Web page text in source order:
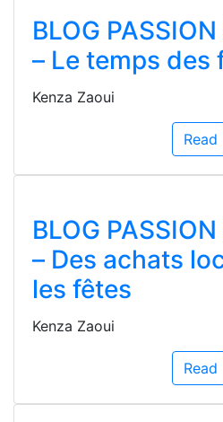
BLOG
– Le temps des
Kenza Zaoui
Read
BLOG
– Des achats
les fêtes
Kenza Zaoui
Read